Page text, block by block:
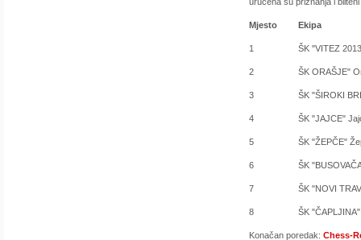
Mjesto Ekipa
1 ŠK "VITEZ
2 ŠK ORAŠJE"
3 ŠK "ŠIROKI
4 ŠK "JAJCE"
5 ŠK "ŽEPČE"
6 ŠK
7 ŠK "NOVI
8 ŠK
Konačan poredak:Chess-